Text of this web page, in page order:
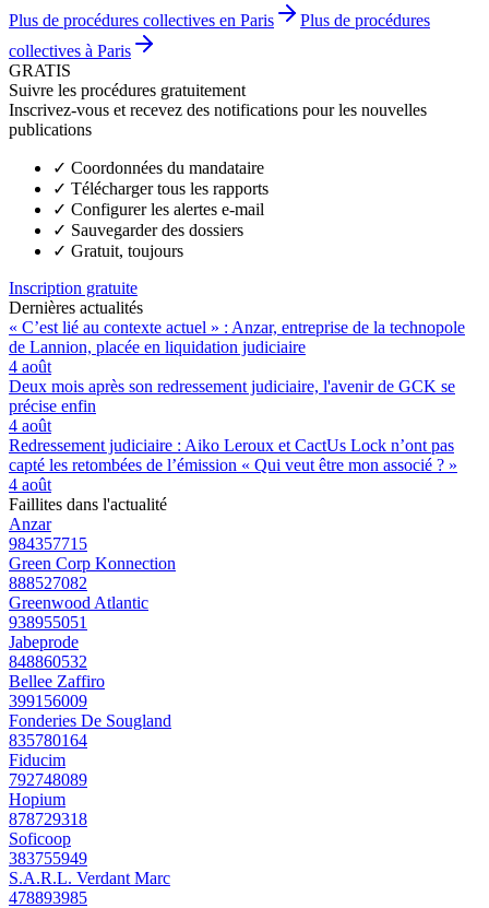
Plus de procédures collectives en Paris
Plus de procédures
collectives à Paris
GRATIS
Suivre les procédures gratuitement
Inscrivez-vous et recevez des notifications pour les nouvelles
publications
✓ Coordonnées du mandataire
✓ Télécharger tous les rapports
✓ Configurer les alertes e-mail
✓ Sauvegarder des dossiers
✓ Gratuit, toujours
Inscription gratuite
Dernières actualités
« C’est lié au contexte actuel » : Anzar, entreprise de la technopole
de Lannion, placée en liquidation judiciaire
4 août
Deux mois après son redressement judiciaire, l'avenir de GCK se
précise enfin
4 août
Redressement judiciaire : Aiko Leroux et CactUs Lock n’ont pas
capté les retombées de l’émission « Qui veut être mon associé ? »
4 août
Faillites dans l'actualité
Anzar
984357715
Green Corp Konnection
888527082
Greenwood Atlantic
938955051
Jabeprode
848860532
Bellee Zaffiro
399156009
Fonderies De Sougland
835780164
Fiducim
792748089
Hopium
878729318
Soficoop
383755949
S.A.R.L. Verdant Marc
478893985